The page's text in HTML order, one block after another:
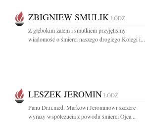
ZBIGNIEW SMULIK ŁÓDŹ
Z głębokim żalem i smutkiem przyjęliśmy
wiadomość o śmierci naszego drogiego Kolegi i...
LESZEK JEROMIN ŁÓDŹ
Panu Dr.n.med. Markowi Jerominowi szczere
wyrazy współczucia z powodu śmierci Ojca...